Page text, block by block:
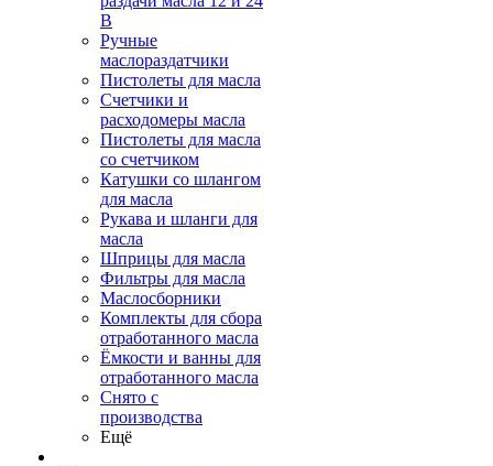
В
Ручные
маслораздатчики
Пистолеты для масла
Счетчики и
расходомеры масла
Пистолеты для масла
со счетчиком
Катушки со шлангом
для масла
Рукава и шланги для
масла
Шприцы для масла
Фильтры для масла
Маслосборники
Комплекты для сбора
отработанного масла
Ёмкости и ванны для
отработанного масла
Снято с
производства
Ещё